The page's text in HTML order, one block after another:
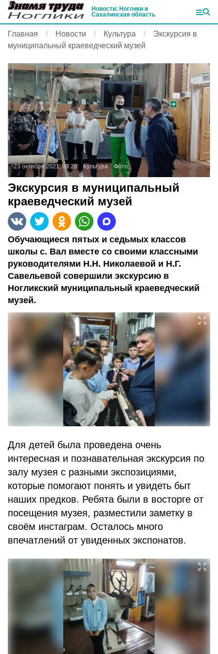
Новости: Ноглики и
Сахалинская область
Главная Новости Культура
Экскурсия в
муниципальный краеведческий музей
23 октября 2021, 09:28 Культура Фото:
Экскурсия в муниципальный
краеведческий музей
Обучающиеся пятых и седьмых классов
школы с. Вал вместе со своими классными
руководителями Н.Н. Николаевой и Н.Г.
Савельевой совершили экскурсию в
Ногликский муниципальный краеведческий
музей.
Для детей была проведена очень
интересная и познавательная экскурсия по
залу музея с разными экспозициями,
которые помогают понять и увидеть быт
наших предков. Ребята были в восторге от
посещения музея, разместили заметку в
своём инстаграм. Осталось много
впечатлений от увиденных экспонатов.